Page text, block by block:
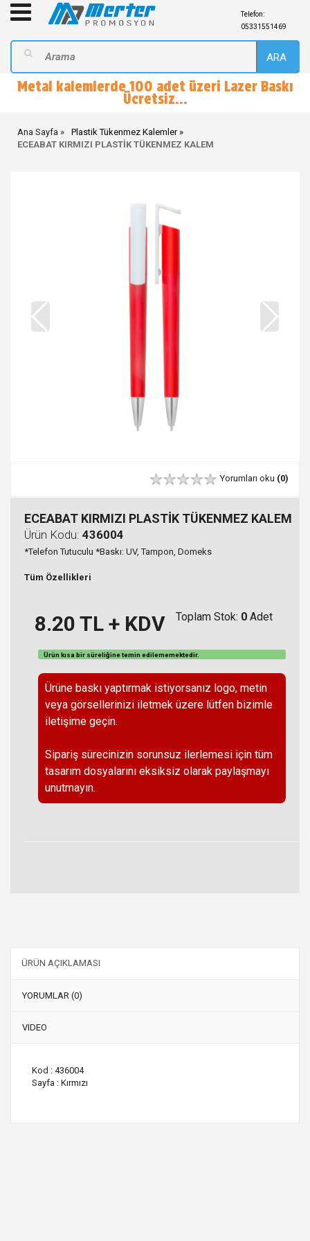
Telefon:
05331551469
ARA
Metal kalemlerde 100 adet üzeri Lazer Baskı
Ücretsiz...
Ana Sayfa
Plastik Tükenmez Kalemler
ECEABAT KIRMIZI PLASTİK TÜKENMEZ KALEM
Yorumları oku (0)
ECEABAT KIRMIZI PLASTİK TÜKENMEZ KALEM
Ürün Kodu: 436004
*Telefon Tutuculu *Baskı: UV, Tampon, Domeks
Tüm Özellikleri
8.20 TL + KDV Toplam Stok: 0 Adet
Ürün kısa bir süreliğine temin edilememektedir.
Ürüne baskı yaptırmak istiyorsanız logo, metin
veya görsellerinizi iletmek üzere lütfen bizimle
iletişime geçin.
Sipariş sürecinizin sorunsuz ilerlemesi için tüm
tasarım dosyalarını eksiksiz olarak paylaşmayı
unutmayın.
ÜRÜN AÇIKLAMASI
YORUMLAR (0)
VIDEO
Kod : 436004
Sayfa : Kırmızı